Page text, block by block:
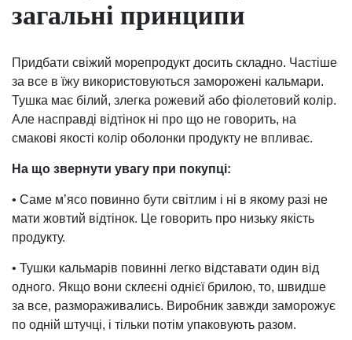
загальні принципи
Придбати свіжий морепродукт досить складно. Частіше
за все в їжу використовуються заморожені кальмари.
Тушка має білий, злегка рожевий або фіолетовий колір.
Але насправді відтінок ні про що не говорить, на
смакові якості колір оболонки продукту не впливає.
На що звернути увагу при покупці:
• Саме м’ясо повинно бути світлим і ні в якому разі не
мати жовтий відтінок. Це говорить про низьку якість
продукту.
• Тушки кальмарів повинні легко відставати один від
одного. Якщо вони склеєні однієї брилою, то, швидше
за все, размораживались. Виробник завжди заморожує
по одній штучці, і тільки потім упаковують разом.